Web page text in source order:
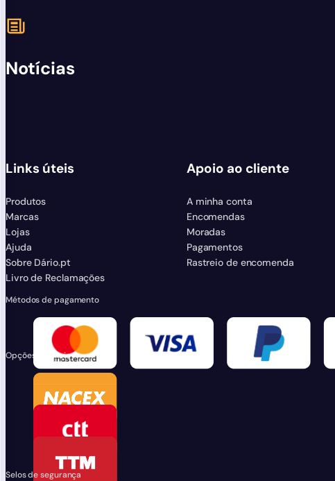
Notícias
Links úteis
Produtos
Marcas
Lojas
Ajuda
Sobre Dário.pt
Livro de Reclamações
Apoio ao cliente
A minha conta
Encomendas
Moradas
Pagamentos
Rastreio de encomenda
Métodos de pagamento
Opções de envio
Selos de segurança